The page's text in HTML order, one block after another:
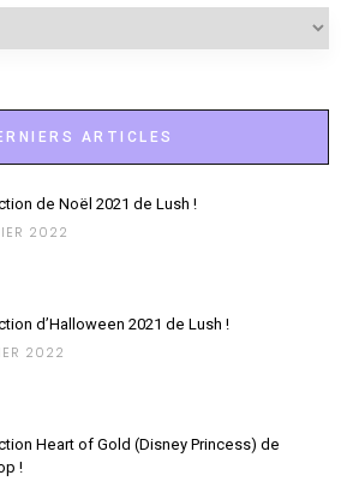
ARTICLES
de Noël 2021 de Lush !
2022
d’Halloween 2021 de Lush !
2022
Heart of Gold (Disney Princess) de
!